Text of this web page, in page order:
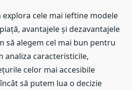
cele mai ieftine modele
avantajele și dezavantajele
să alegem cel mai bun pentru
analiza caracteristicile,
celor mai accesibile
să putem lua o decizie